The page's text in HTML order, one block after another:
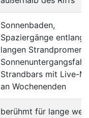
Sonnenbaden,
Spaziergänge entlang
langen
Strandbars mit Live-
an Wochenenden
berühmt für lange